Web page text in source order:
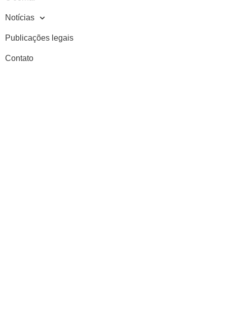
Notícias
Publicações legais
Contato